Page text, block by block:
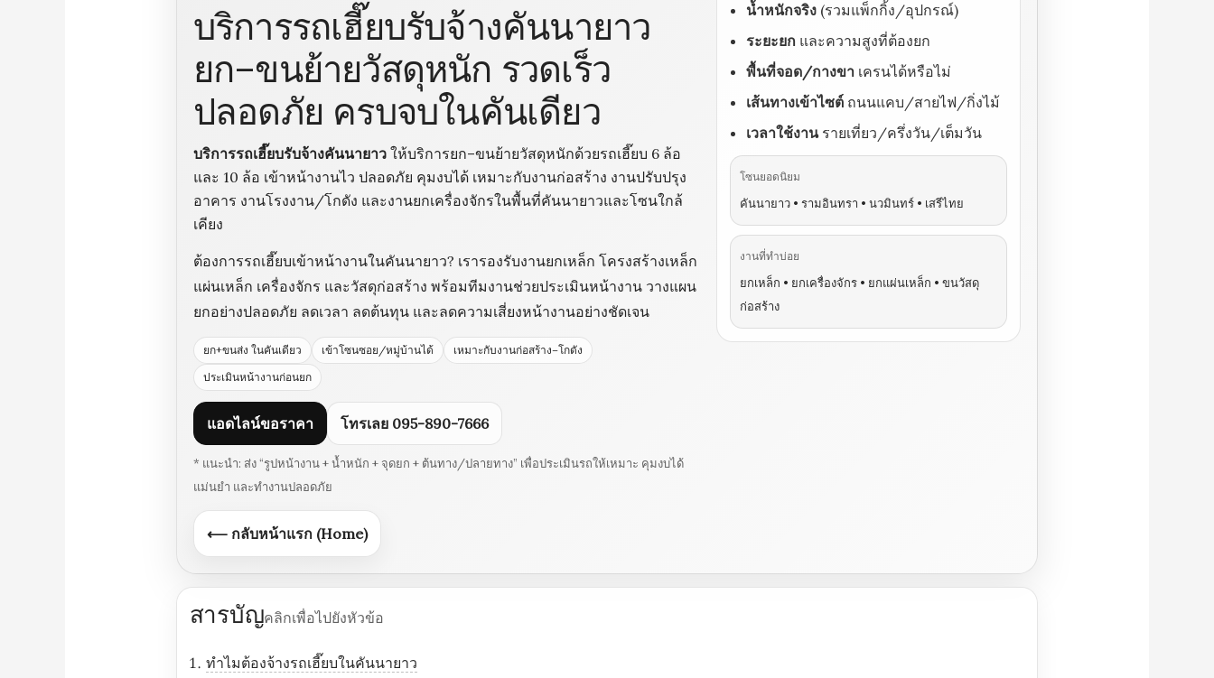
บริการรถเฮี๊ยบรับจ้างคันนายาว
ยก–ขนย้ายวัสดุหนัก รวดเร็ว
ปลอดภัย ครบจบในคันเดียว
บริการรถเฮี๊ยบรับจ้างคันนายาวให้บริการยก–ขนย้ายวัสดุหนักด้วยรถเฮี๊ยบ 6 ล้อ
และ 10 ล้อ เข้าหน้างานไว ปลอดภัย คุมงบได้ เหมาะกับงานก่อสร้าง งานปรับปรุง
อาคาร งานโรงงาน/โกดัง และงานยกเครื่องจักรในพื้นที่คันนายาวและโซนใกล้
เคียง
ต้องการรถเฮี๊ยบเข้าหน้างานในคันนายาว? เรารองรับงานยกเหล็ก โครงสร้างเหล็ก
แผ่นเหล็ก เครื่องจักร และวัสดุก่อสร้าง พร้อมทีมงานช่วยประเมินหน้างาน วางแผน
ยกอย่างปลอดภัย ลดเวลา ลดต้นทุน และลดความเสี่ยงหน้างานอย่างชัดเจน
ยก+ขนส่ง ในคันเดียว เข้าโซนซอย/หมู่บ้านได้
เหมาะกับงานก่อสร้าง–โกดัง
ประเมินหน้างานก่อนยก
แอดไลน์ขอราคา โทรเลย 095-890-7666
* แนะนำ: ส่ง “รูปหน้างาน + น้ำหนัก + จุดยก + ต้นทาง/ปลายทาง” เพื่อประเมินรถให้เหมาะ คุมงบได้
แม่นยำ และทำงานปลอดภัย
⟵ กลับหน้าแรก (Home)
น้ำหนักจริง (รวมแพ็กกิ้ง/อุปกรณ์)
ระยะยก และความสูงที่ต้องยก
พื้นที่จอด/กางขา เครนได้หรือไม่
เส้นทางเข้าไซต์ ถนนแคบ/สายไฟ/กิ่งไม้
เวลาใช้งานรายเที่ยว/ครึ่งวัน/เต็มวัน
โซนยอดนิยม
คันนายาว • รามอินทรา • นวมินทร์ • เสรีไทย
งานที่ทำบ่อย
ยกเหล็ก • ยกเครื่องจักร • ยกแผ่นเหล็ก • ขนวัสดุ
ก่อสร้าง
สารบัญคลิกเพื่อไปยังหัวข้อ
ทำไมต้องจ้างรถเฮี๊ยบในคันนายาว